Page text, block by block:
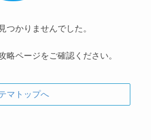
つかりませんでした。
略ページをご確認ください。
マトップへ